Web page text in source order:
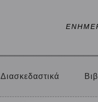
Διασκεδαστικά